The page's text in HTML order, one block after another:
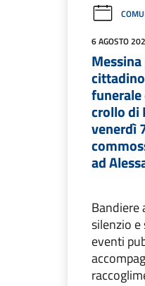
6 AGOSTO
crollo di
venerdì
ad
Bandiere
silenzio e
eventi